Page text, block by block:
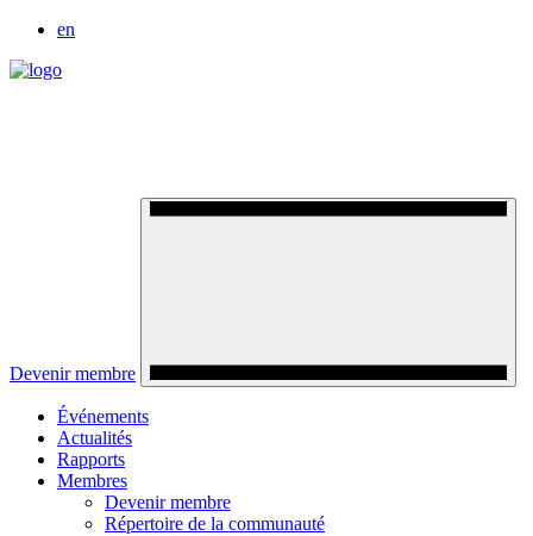
en
Devenir membre
Événements
Actualités
Rapports
Membres
Devenir membre
Répertoire de la communauté